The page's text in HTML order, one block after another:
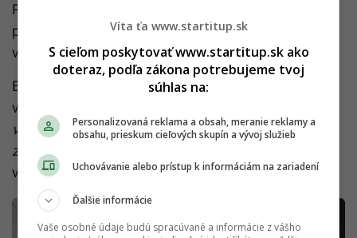
Parku je zaistená centrálnou jednotkou, ktoré ako
podľa slov makléra predstavujú hotelový systém
vetrania a otepľovania vzduchu.
Budovy majú filtre, ktoré zabezpečujú čerstvý
vzduch. „
vonku. Systém zabezpečuje to, že je aj vzduch
zdravší, ako ten, ktorý by prúdil pri otvorenom okne
vysvetlil Šimek zo spoločnosti Occam New Home.
Víta ťa www.startitup.sk
S cieľom poskytovať www.startitup.sk ako
doteraz, podľa zákona potrebujeme tvoj
súhlas na:
Personalizovaná reklama a obsah, meranie reklamy a
obsahu, prieskum cieľových skupín a vývoj služieb
Uchovávanie alebo prístup k informáciám na zariadení
Ďalšie informácie
Vaše osobné údaje budú spracúvané a informácie z vášho